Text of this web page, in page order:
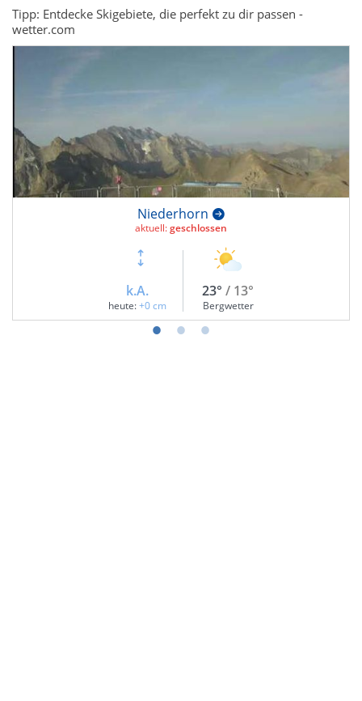
Tipp: Entdecke Skigebiete, die perfekt zu dir passen -
wetter.com
Niederhorn
aktuell:geschlossen
k.A.
heute:+0 cm
23° / 13°
Bergwetter